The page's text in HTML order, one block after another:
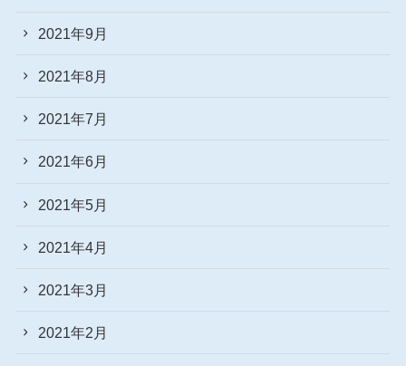
2021年9月
2021年8月
2021年7月
2021年6月
2021年5月
2021年4月
2021年3月
2021年2月